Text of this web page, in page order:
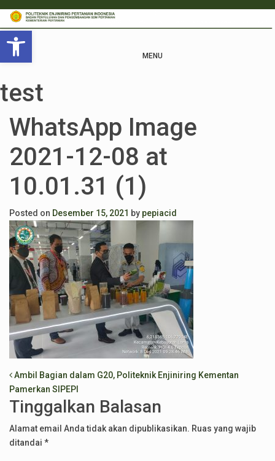
Open toolbar
MENU
test
WhatsApp Image
2021-12-08 at
10.01.31 (1)
Posted on Desember 15, 2021 by pepiacid
Post navigation
Ambil Bagian dalam G20, Politeknik Enjiniring Kementan
Pamerkan SIPEPI
Tinggalkan Balasan
Alamat email Anda tidak akan dipublikasikan. Ruas yang wajib
ditandai *